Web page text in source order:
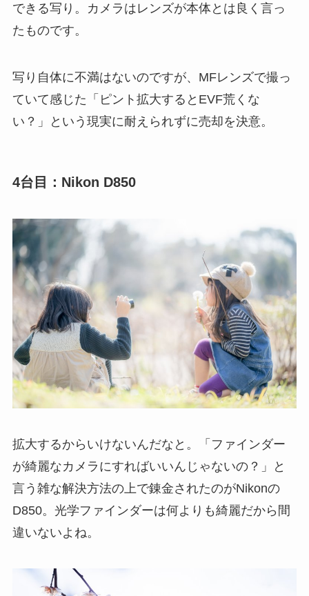
できる写り。カメラはレンズが本体とは良く言っ
たものです。
写り自体に不満はないのですが、MFレンズで撮っ
ていて感じた「ピント拡大するとEVF荒くな
い？」という現実に耐えられずに売却を決意。
4台目：Nikon D850
拡大するからいけないんだなと。「ファインダー
が綺麗なカメラにすればいいんじゃないの？」と
言う雑な解決方法の上で錬金されたのがNikonの
D850。光学ファインダーは何よりも綺麗だから間
違いないよね。